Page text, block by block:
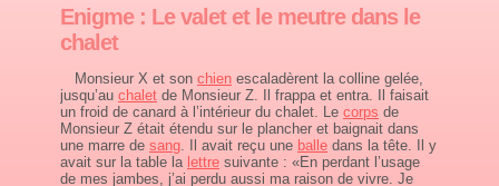
Enigme : Le valet et le meutre dans le
chalet
Monsieur X et son chien escaladèrent la colline gelée,
jusqu’au chalet de Monsieur Z. Il frappa et entra. Il faisait
un froid de canard à l’intérieur du chalet. Le corps de
Monsieur Z était étendu sur le plancher et baignait dans
une marre de sang. Il avait reçu une balle dans la tête. Il y
avait sur la table la lettre suivante : «En perdant l’usage
de mes jambes, j’ai perdu aussi ma raison de vivre. Je